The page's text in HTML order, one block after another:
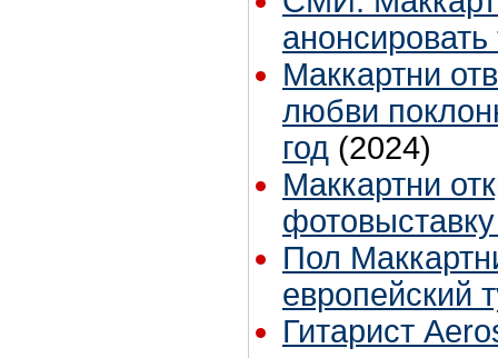
Маккартни
любви
год (2024)
Маккартни
Пол
европейский
Гитарист